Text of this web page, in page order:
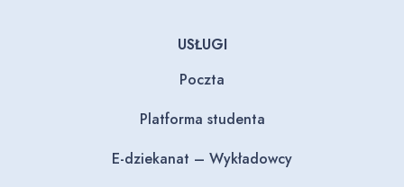
USŁUGI
Poczta
Platforma studenta
E-dziekanat – Wykładowcy